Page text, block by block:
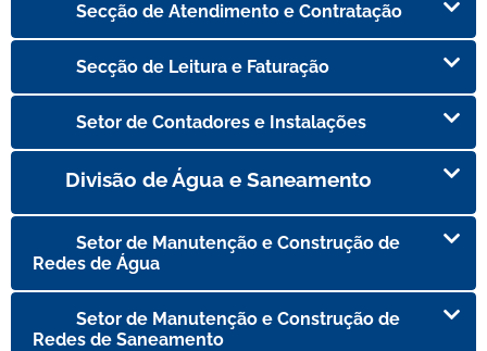
Secção de Atendimento e Contratação
Secção de Leitura e Faturação
Setor de Contadores e Instalações
Divisão de Água e Saneamento
Setor de Manutenção e Construção de
Redes de Água
Setor de Manutenção e Construção de
Redes de Saneamento